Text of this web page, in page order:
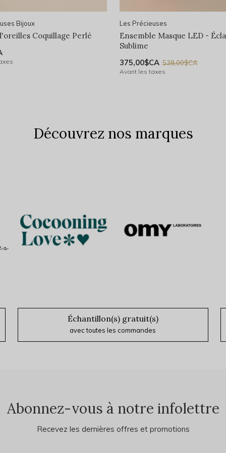
Bijoux
Coquillage Perlé
Les Précieuses
Ensemble Masque LED -
Sublime
375,00$CA 538,00$CA
Avant les taxes
Brume parfumée
Découvrez nos marques
Échantillon(s) gratuit(s)
avec toutes les commandes
Abonnez-vous à notre infolettre
Recevez les dernières offres et promotions